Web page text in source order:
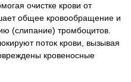
очистке крови от
общее кровообращение и
(слипание) тромбоцитов.
поток крови, вызывая
кровеносные